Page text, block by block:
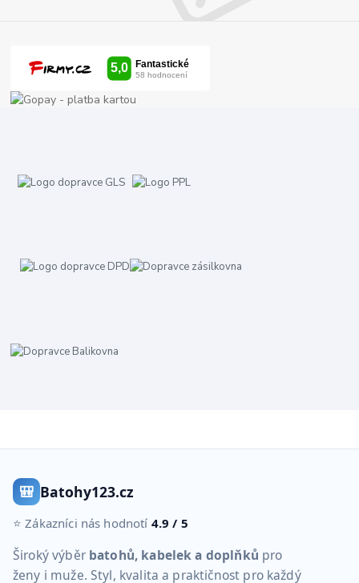
🎒 Batohy123.cz
⭐ Zákazníci nás hodnotí 4.9 / 5
Široký výběr batohů, kabelek a doplňků pro
ženy i muže. Styl, kvalita a praktičnost pro každý